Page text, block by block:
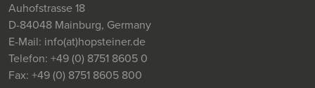
Auhofstrasse 18
D-84048 Mainburg, Germany
E-Mail: info(at)hopsteiner.de
Telefon: +49 (0) 8751 8605 0
Fax: +49 (0) 8751 8605 800